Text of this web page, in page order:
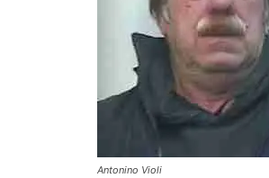
Antonino Violi